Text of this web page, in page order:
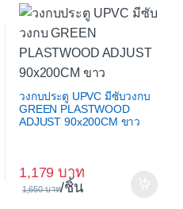
วงกบประตู UPVC มีซับวงกบ
GREEN PLASTWOOD
ADJUST 90x200CM ขาว
1,179
1,650 /ชิ้น